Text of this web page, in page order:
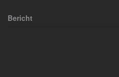
Bericht